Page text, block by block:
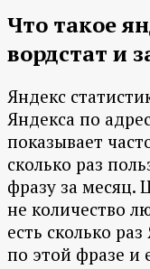
Что такое
вордстат и
Яндекс
Яндекса по
показывает
сколько раз
фразу за месяц.
не количество
есть сколько
по этой фразе и